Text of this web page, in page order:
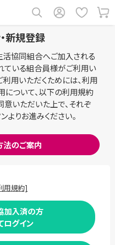
新規登録
活協同組合へご加入される
ている組合員様がご利用い
用いただくためには、利用
について、以下の利用規約
意いただいた上で、それぞ
りお進みください。
法のご案内
用規約]
加入済の方
ログイン